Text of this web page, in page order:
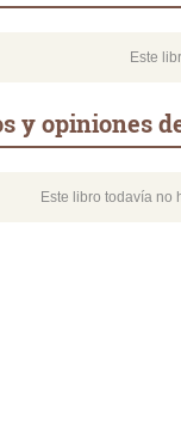
Este
y opiniones
Este libro todavía no